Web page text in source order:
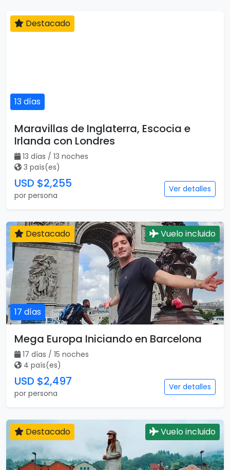
13 días
Destacado
Maravillas de Inglaterra, Escocia e
Irlanda con Londres
13 días / 13 noches
3 país(es)
USD $2,255
por persona
Ver detalles
17 días
Destacado Vuelo incluido
Mega Europa Iniciando en Barcelona
17 días / 15 noches
4 país(es)
USD $2,497
por persona
Ver detalles
Destacado Vuelo incluido